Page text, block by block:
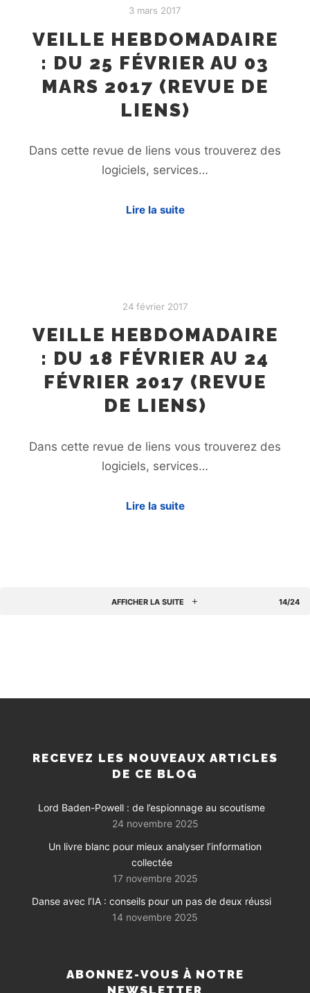
3 mars 2017
VEILLE HEBDOMADAIRE
: DU 25 FÉVRIER AU 03
MARS 2017 (REVUE DE
LIENS)
Dans cette revue de liens vous trouverez des
logiciels, services…
Lire la suite
24 février 2017
VEILLE HEBDOMADAIRE
: DU 18 FÉVRIER AU 24
FÉVRIER 2017 (REVUE
DE LIENS)
Dans cette revue de liens vous trouverez des
logiciels, services…
Lire la suite
AFFICHER LA SUITE 14/24
RECEVEZ LES NOUVEAUX ARTICLES
DE CE BLOG
Lord Baden-Powell : de l’espionnage au scoutisme
24 novembre 2025
Un livre blanc pour mieux analyser l’information
collectée
17 novembre 2025
Danse avec l’IA : conseils pour un pas de deux réussi
14 novembre 2025
ABONNEZ-VOUS À NOTRE